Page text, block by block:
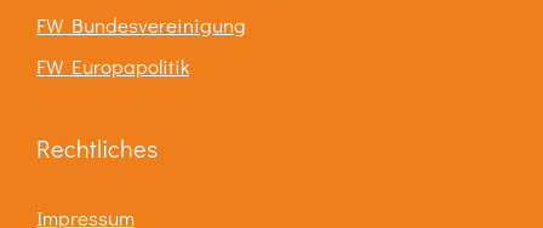
FW Bundesvereinigung
FW Europapolitik
Rechtliches
Impressum